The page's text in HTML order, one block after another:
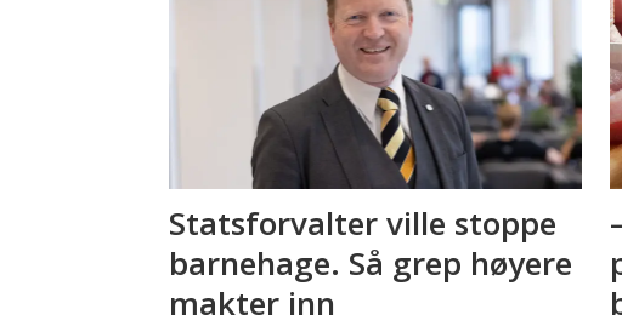
Statsforvalter ville stoppe
barnehage. Så grep høyere
makter inn